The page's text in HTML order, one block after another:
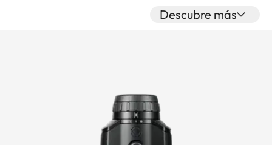
Descubre más